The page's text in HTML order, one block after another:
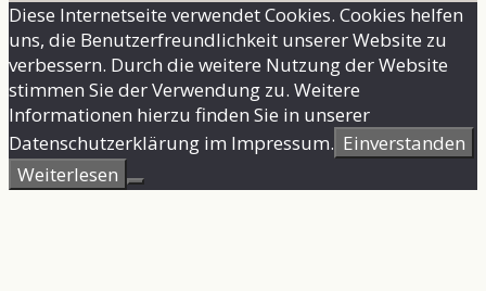
Diese Internetseite verwendet Cookies. Cookies helfen
uns, die Benutzerfreundlichkeit unserer Website zu
verbessern. Durch die weitere Nutzung der Website
stimmen Sie der Verwendung zu. Weitere
Informationen hierzu finden Sie in unserer
Datenschutzerklärung im Impressum. Einverstanden
Weiterlesen